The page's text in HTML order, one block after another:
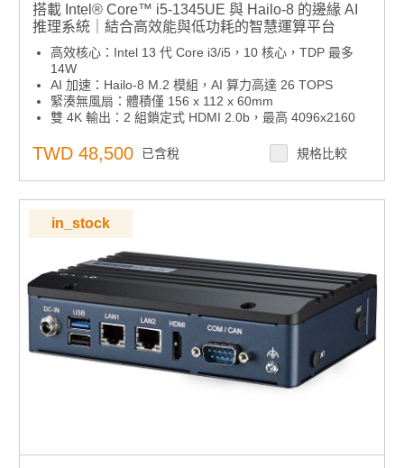
搭載 Intel® Core™ i5-1345UE 與 Hailo-8 的邊緣 AI
推理系統｜結合高效能與低功耗的智慧運算平台
高效核心：Intel 13 代 Core i3/i5，10 核心，TDP 最多
14W
AI 加速：Hailo-8 M.2 模組，AI 算力高達 26 TOPS
緊湊無風扇：體積僅 156 x 112 x 60mm
雙 4K 輸出：2 組鎖定式 HDMI 2.0b，最高 4096x2160
垂直 I/O：3 x COM、1 x DIO、2 x CANBus、2 x LAN、
AI 工具豐富：支援即時整合與模型部署
彈性擴充：3 x M.2（M key 2280、E key 2230、B key
3042）
工業耐用：-20~60°C 寬溫、12-24V 寬壓支援
TWD 48,500 已含稅 規格比較
in_stock